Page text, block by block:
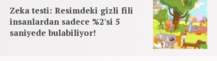
Zeka testi: Resimdeki gizli fili
insanlardan sadece %2'si 5
saniyede bulabiliyor!